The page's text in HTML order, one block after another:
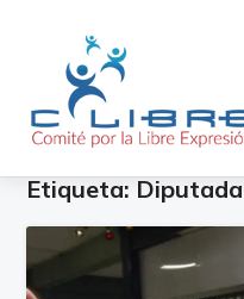
Etiqueta: Diputada